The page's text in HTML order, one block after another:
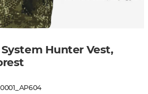
Hunter Vest,
AP604